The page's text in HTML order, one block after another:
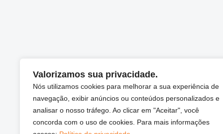
Valorizamos sua privacidade.
Nós utilizamos cookies para melhorar a sua experiência de
navegação, exibir anúncios ou conteúdos personalizados e
analisar o nosso tráfego. Ao clicar em "Aceitar", você
concorda com o uso de cookies. Para mais informações